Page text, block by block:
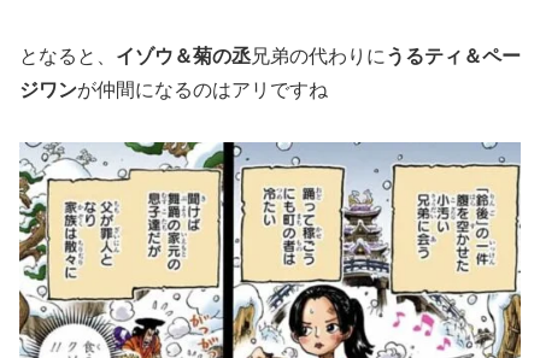
となると、 イゾウ＆菊の丞兄弟の代わりに うるティ＆ペー
ジワンが仲間になるのはアリですね